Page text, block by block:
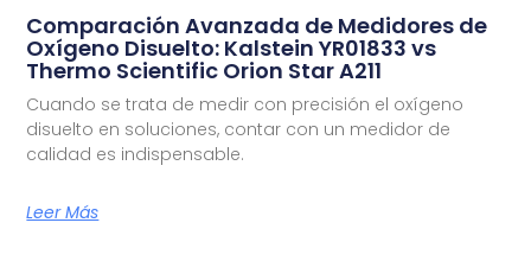
Comparación Avanzada de Medidores de
Oxígeno Disuelto: Kalstein YR01833 vs
Thermo Scientific Orion Star A211
Cuando se trata de medir con precisión el oxígeno
disuelto en soluciones, contar con un medidor de
calidad es indispensable.
Leer Más